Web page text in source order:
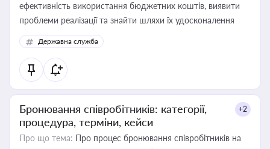
ефективність використання бюджетних коштів, виявити
проблеми реалізації та знайти шляхи їх удосконалення
Державна служба
Бронювання співробітників: категорії,
процедура, терміни, кейси
+2
Про що тема: Про процес бронювання співробітників на